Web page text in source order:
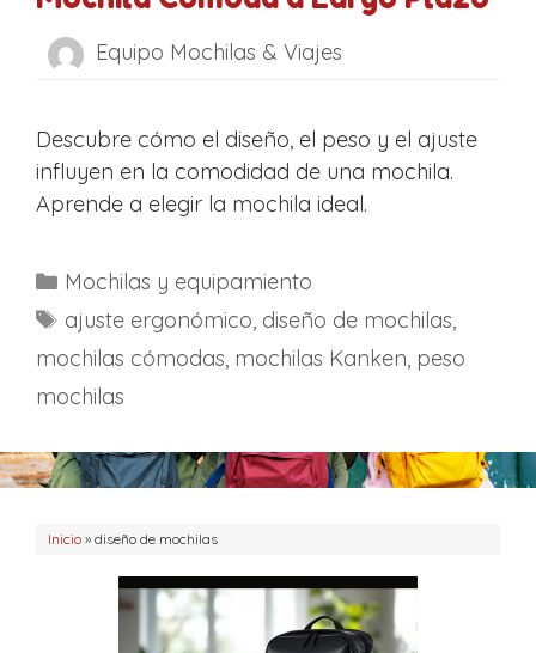
Equipo Mochilas & Viajes
Descubre cómo el diseño, el peso y el ajuste
influyen en la comodidad de una mochila.
Aprende a elegir la mochila ideal.
C
a
g
r
a
Mochilas y equipamiento
E
t
u
e
a
ajuste ergonómico, diseño de mochilas,
mochilas cómodas, mochilas Kanken, peso
mochilas
Inicio » diseño de mochilas